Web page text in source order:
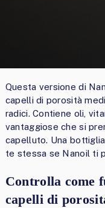
Questa versione di
capelli di porosità
radici. Contiene oli,
vantaggiose che si
capelluto. Una
te stessa se Nanoil ti
Controlla come
capelli di